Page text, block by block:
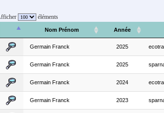
éléments
Nom Prénom Année
Germain Franck 2025
Germain Franck 2025
Germain Franck 2024
Germain Franck 2023